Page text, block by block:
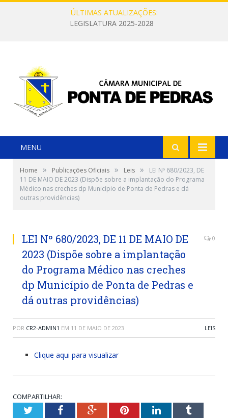
ÚLTIMAS ATUALIZAÇÕES:
LEGISLATURA 2025-2028
MENU
Home » Publicações Oficiais » Leis »
LEI Nº 680/2023, DE
11 DE MAIO DE 2023 (Dispõe sobre a implantação do Programa
Médico nas creches dp Município de Ponta de Pedras e dá
outras providências)
LEI Nº 680/2023, DE 11 DE MAIO DE
2023 (Dispõe sobre a implantação
do Programa Médico nas creches
dp Município de Ponta de Pedras e
dá outras providências)
0
POR CR2-ADMIN1 EM 11 DE MAIO DE 2023 LEIS
Clique aqui para visualizar
COMPARTILHAR:
TwitterFacebookGoogle+PinterestLinkedInTumblr